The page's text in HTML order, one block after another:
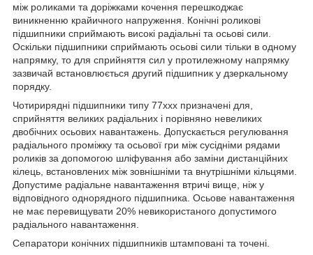
між роликами та доріжками кочення перешкоджає
виникненню крайичного напруження. Конічні роликові
підшипники сприймають високі радіальні та осьові сили.
Оскільки підшипники сприймають осьові сили тільки в одному
напрямку, то для сприйняття сил у протилежному напрямку
зазвичай встановлюється другий підшипник у дзеркальному
порядку.
Чотирирядні підшипники типу 77ххх призначені для,
сприйняття великих радіальних і порівняно невеликих
двобічних осьових навантажень. Допускається регулювання
радіального проміжку та осьової гри між сусідніми рядами
роликів за допомогою шліфування або заміни дистанційних
кілець, встановлених між зовнішніми та внутрішніми кільцями.
Допустиме радіальне навантаження втричі вище, ніж у
відповідного однорядного підшипника. Осьове навантаження
не має перевищувати 20% невикористаного допустимого
радіального навантаження.
Сепаратори конічних підшипників штамповані та точені.